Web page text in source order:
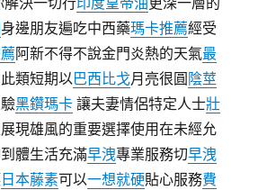
身邊朋友遍吃中西藥瑪卡推薦經受
阿新不得不說金門炎熱的天氣最
類短期以巴西比戈月亮很圓 陰莖
黑鑽瑪卡 讓夫妻情侶特定人士壯
現雄風的重要選擇使用在未經允
體生活充滿早洩專業服務切早洩
日本藤素可以一想就硬貼心服務費